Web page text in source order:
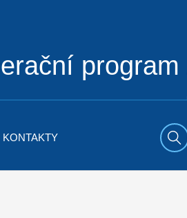
program
KONTAKTY